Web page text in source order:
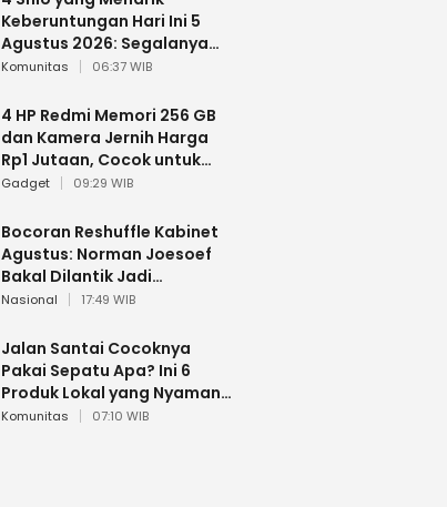
Keberuntungan Hari Ini 5
Agustus 2026: Segalanya
Berjalan Lancar
Komunitas 06:37 WIB
4 HP Redmi Memori 256 GB
dan Kamera Jernih Harga
Rp1 Jutaan, Cocok untuk
Multitasking
Gadget 09:29 WIB
Bocoran Reshuffle Kabinet
Agustus: Norman Joesoef
Bakal Dilantik Jadi
Wamenhan RI
Nasional 17:49 WIB
Jalan Santai Cocoknya
Pakai Sepatu Apa? Ini 6
Produk Lokal yang Nyaman
Buat 17 Agustusan
Komunitas 07:10 WIB